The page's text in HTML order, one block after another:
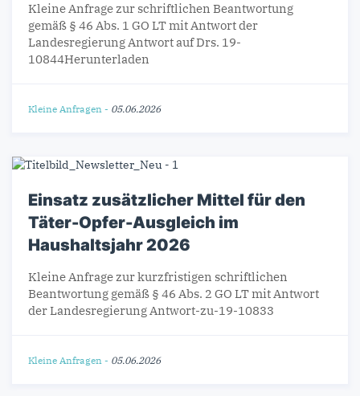
Kleine Anfrage zur schriftlichen Beantwortung
gemäß § 46 Abs. 1 GO LT mit Antwort der
Landesregierung Antwort auf Drs. 19-
10844Herunterladen
Kleine Anfragen - 05.06.2026
Einsatz zusätzlicher Mittel für den
Täter-Opfer-Ausgleich im
Haushaltsjahr 2026
Kleine Anfrage zur kurzfristigen schriftlichen
Beantwortung gemäß § 46 Abs. 2 GO LT mit Antwort
der Landesregierung Antwort-zu-19-10833
Kleine Anfragen - 05.06.2026